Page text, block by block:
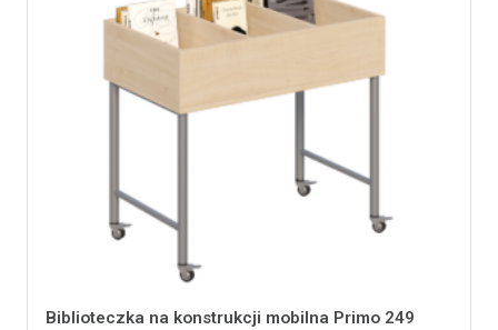
Biblioteczka na konstrukcji mobilna Primo 249